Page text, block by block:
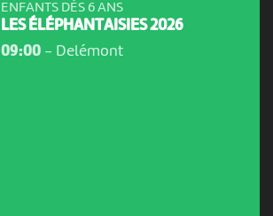
ENFANTS DÈS 6 ANS
LES ÉLÉPHANTAISIES 2026
09:00- Delémont